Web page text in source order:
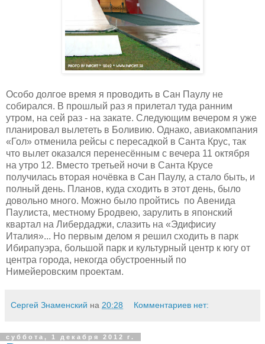
Особо долгое время я проводить в Сан Паулу не
собирался. В прошлый раз я прилетал туда ранним
утром, на сей раз - на закате. Следующим вечером я уже
планировал вылететь в Боливию. Однако, авиакомпания
«Гол» отменила рейсы с пересадкой в Санта Крус, так
что вылет оказался перенесённым с вечера 11 октября
на утро 12. Вместо третьей ночи в Санта Крусе
получилась вторая ночёвка в Сан Паулу, а стало быть, и
полный день. Планов, куда сходить в этот день, было
довольно много. Можно было пройтись по Авенида
Паулиста, местному Бродвею, зарулить в японский
квартал на Либердаджи, слазить на «Эдифисиу
Италия»... Но первым делом я решил сходить в парк
Ибирапуэра, большой парк и культурный центр к югу от
центра города, некогда обустроенный по
Нимейеровским проектам.
Сергей Знаменский на 20:28 Комментариев нет:
суббота, 1 декабря 2012 г.